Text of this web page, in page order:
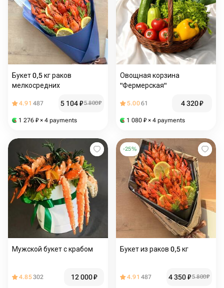
Букет 0,5 кг раков
мелкосредних
4.91 487 5 104₽5 800₽
1 276 ₽ × 4 payments
Овощная корзина
"Фермерская"
5.0061 4 320₽
1 080 ₽ × 4 payments
Мужской букет с крабом
4.85302 12 000₽
-25%
Букет из раков 0,5 кг
4.91 487 4 350₽5 800₽